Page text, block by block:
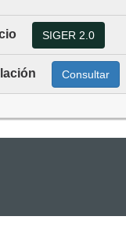
SIGER 2.0
Consultar